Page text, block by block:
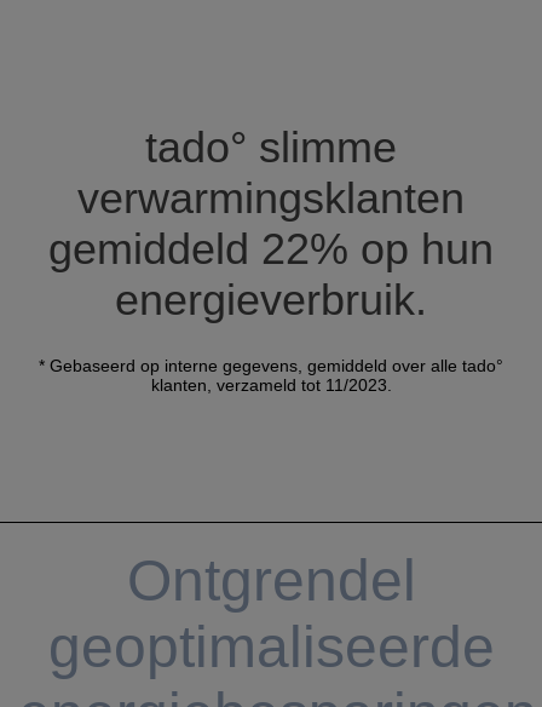
tado° slimme
verwarmingsklanten
gemiddeld 22% op hun
energieverbruik.
* Gebaseerd op interne gegevens, gemiddeld over alle tado°
klanten, verzameld tot 11/2023.
Ontgrendel
geoptimaliseerde